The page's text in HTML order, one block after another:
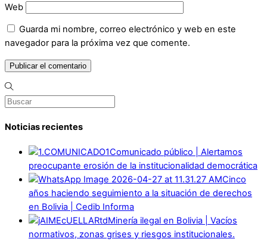
Web
Guarda mi nombre, correo electrónico y web en este
navegador para la próxima vez que comente.
Noticias recientes
Comunicado público | Alertamos
preocupante erosión de la institucionalidad democrática
Cinco
años haciendo seguimiento a la situación de derechos
en Bolivia | Cedib Informa
Minería ilegal en Bolivia | Vacíos
normativos, zonas grises y riesgos institucionales.